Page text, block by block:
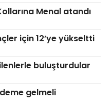
Menal atandı
için 12’ye yükseltti
buluşturdular
gelmeli